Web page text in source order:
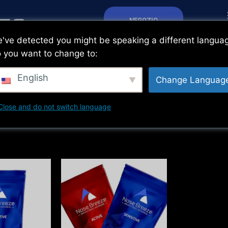
NEGOZIO
detected you might be speaking a different
you want to change to:
English Change
and do not switch language